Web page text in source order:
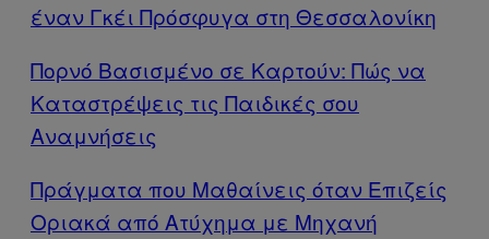
έναν Γκέι Πρόσφυγα στη Θεσσαλονίκη
Πορνό Βασισμένο σε Καρτούν: Πώς να
Καταστρέψεις τις Παιδικές σου
Αναμνήσεις
Πράγματα που Μαθαίνεις όταν Επιζείς
Οριακά από Ατύχημα με Μηχανή